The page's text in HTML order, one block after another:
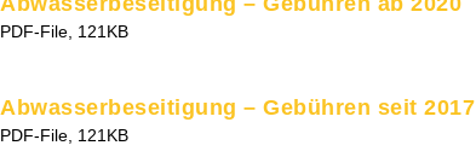
PDF-File, 121KB
Abwasserbeseitigung – Gebühren seit 2017
PDF-File, 121KB